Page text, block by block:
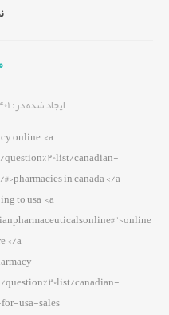
ایجاد شده در:
online <a
canadian-
in canada </a>
to usa <a
</a>
canadian-
usa-sales/